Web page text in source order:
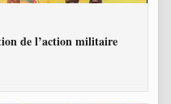
de l’action militaire